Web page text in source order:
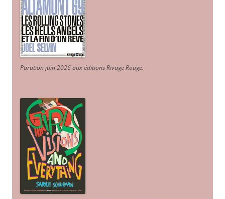
Parution juin 2026 aux éditions Rivage Rouge.